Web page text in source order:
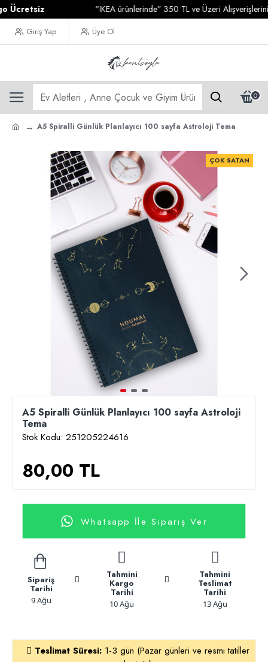
“IKEA ürünlerinde” 350 TL ve Üzeri Alışverişlerinizde
Giriş Yap Üye Ol
0
A5 Spiralli Günlük Planlayıcı 100 sayfa Astroloji Tema
ÇOK SATAN
A5 Spiralli Günlük Planlayıcı 100 sayfa Astroloji
Tema
Stok Kodu: 251205224616
80,00 TL
Whatsapp İle Sipariş Ver
Sipariş
Tarihi
9 Ağu
Tahmini
Kargo
Tarihi
10 Ağu
Tahmini
Teslimat
Tarihi
13 Ağu
Teslimat Süresi:1-3 gün (Pazar günleri ve resmi tatiller